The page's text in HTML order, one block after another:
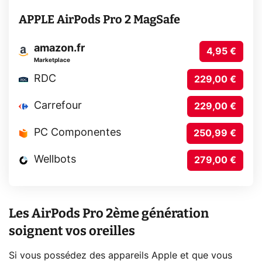
APPLE AirPods Pro 2 MagSafe
amazon.fr
Marketplace
4,95 €
RDC 229,00 €
Carrefour 229,00 €
PC Componentes 250,99 €
Wellbots 279,00 €
Les AirPods Pro 2ème génération
soignent vos oreilles
Si vous possédez des appareils Apple et que vous